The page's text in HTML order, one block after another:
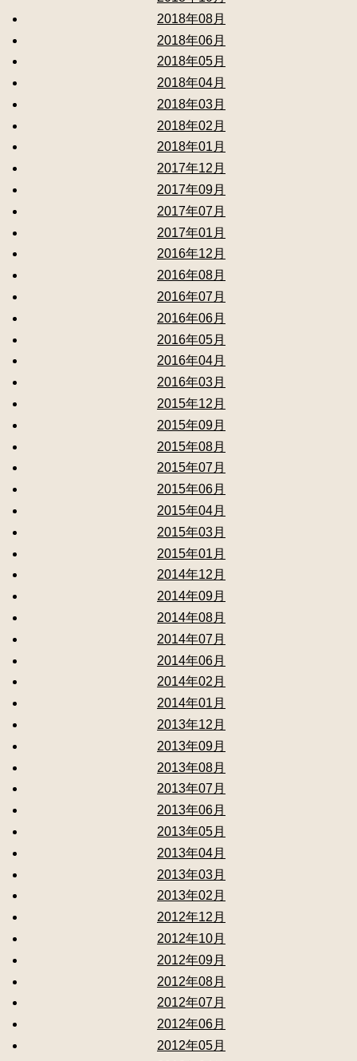
2018年08月
2018年06月
2018年05月
2018年04月
2018年03月
2018年02月
2018年01月
2017年12月
2017年09月
2017年07月
2017年01月
2016年12月
2016年08月
2016年07月
2016年06月
2016年05月
2016年04月
2016年03月
2015年12月
2015年09月
2015年08月
2015年07月
2015年06月
2015年04月
2015年03月
2015年01月
2014年12月
2014年09月
2014年08月
2014年07月
2014年06月
2014年02月
2014年01月
2013年12月
2013年09月
2013年08月
2013年07月
2013年06月
2013年05月
2013年04月
2013年03月
2013年02月
2012年12月
2012年10月
2012年09月
2012年08月
2012年07月
2012年06月
2012年05月